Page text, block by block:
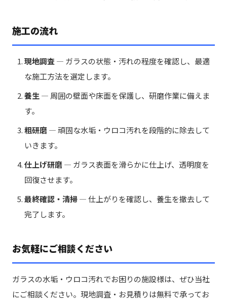
施工の流れ
現地調査— ガラスの状態・汚れの程度を確認し、最適
な施工方法を選定します。
養生 — 周囲の壁面や床面を保護し、研磨作業に備えま
す。
粗研磨— 頑固な水垢・ウロコ汚れを段階的に除去して
いきます。
仕上げ研磨— ガラス表面を滑らかに仕上げ、透明度を
回復させます。
最終確認・清掃— 仕上がりを確認し、養生を撤去して
完了します。
お気軽にご相談ください
ガラスの水垢・ウロコ汚れでお困りの施設様は、ぜひ当社
にご相談ください。現地調査・お見積りは無料で承ってお